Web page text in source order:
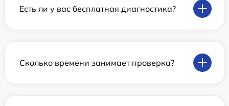
Есть ли у вас бесплатная диагностика?
Сколько времени занимает проверка?